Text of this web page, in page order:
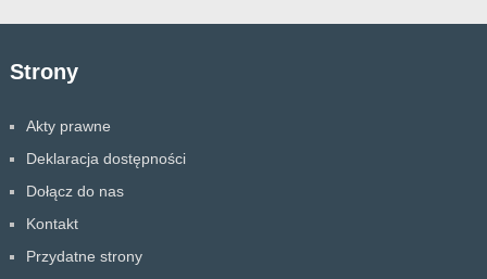
Strony
Akty prawne
Deklaracja dostępności
Dołącz do nas
Kontakt
Przydatne strony